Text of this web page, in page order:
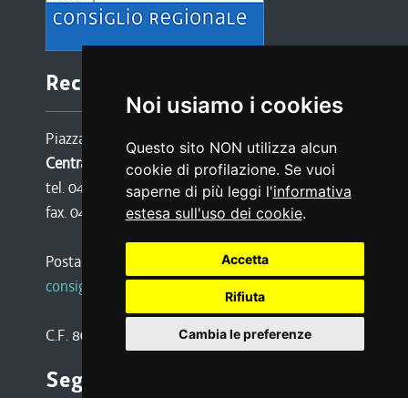
Noi usiamo i cookies
Questo sito NON utilizza alcun
cookie di profilazione. Se vuoi
saperne di più leggi l'informativa
estesa sull'uso dei cookie.
Accetta
Rifiuta
Cambia le preferenze
Recapiti e contatti
Piazza Oberdan 6, 34133 TRIESTE
Centralino:
tel. 040 3771111
fax. 040 3773190
Posta certificata:
consiglio@certregione.fvg.it
C.F. 80016340327
Seguici su